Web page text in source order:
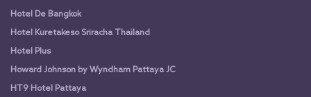
Hotel De Bangkok
Hotel Kuretakeso Sriracha Thailand
Hotel Plus
Howard Johnson by Wyndham Pattaya JC
HT9 Hotel Pattaya